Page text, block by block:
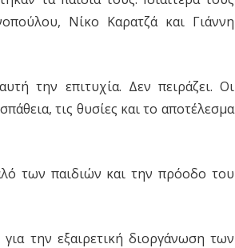
Νίκο Καρατζά και Γιάννη
την επιτυχία. Δεν πειράζει. Οι
τις θυσίες και το αποτέλεσμα
των παιδιών και την πρόοδο του
την εξαιρετική διοργάνωση των